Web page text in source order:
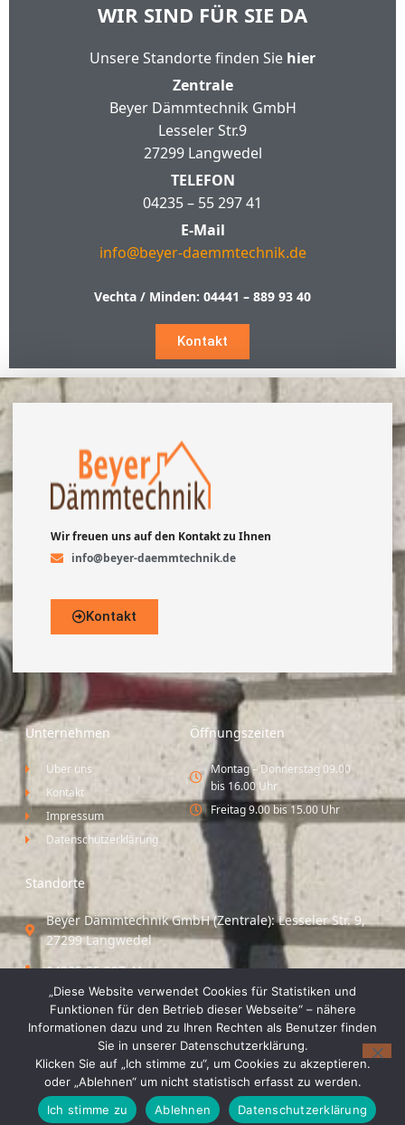
WIR SIND FÜR SIE DA
Unsere Standorte finden Sie hier
Zentrale
Beyer Dämmtechnik GmbH
Lesseler Str.9
27299 Langwedel
TELEFON
04235 – 55 297 41
E-Mail
info@beyer-daemmtechnik.de
Vechta / Minden: 04441 – 889 93 40
Kontakt
Wir freuen uns auf den Kontakt zu Ihnen
info@beyer-daemmtechnik.de
Kontakt
Unternehmen
Über uns
Kontakt
Impressum
Datenschutzerklärung
Öffnungszeiten
Montag – Donnerstag 09.00
bis 16.00 Uhr
Freitag 9.00 bis 15.00 Uhr
Standorte
Beyer Dämmtechnik GmbH (Zentrale): Lesseler Str. 9,
27299 Langwedel
04235 55 297 41
Standort Vechta / Minden: Osloer Straße 21 49377
Vechta
04441 8 89 93 40
© 2026 Beyer Dämmtechnik GmbH
„Diese Website verwendet Cookies für Statistiken und
Funktionen für den Betrieb dieser Webseite“ – nähere
Informationen dazu und zu Ihren Rechten als Benutzer finden
Sie in unserer Datenschutzerklärung.
Klicken Sie auf „Ich stimme zu“, um Cookies zu akzeptieren.
oder „Ablehnen“ um nicht statistisch erfasst zu werden.
Ich stimme zu
Ablehnen Datenschutzerklärung